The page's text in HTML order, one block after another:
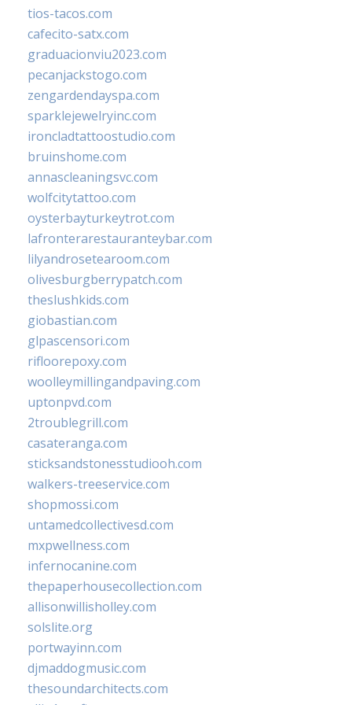
tios-tacos.com
cafecito-satx.com
graduacionviu2023.com
pecanjackstogo.com
zengardendayspa.com
sparklejewelryinc.com
ironcladtattoostudio.com
bruinshome.com
annascleaningsvc.com
wolfcitytattoo.com
oysterbayturkeytrot.com
lafronterarestauranteybar.com
lilyandrosetearoom.com
olivesburgberrypatch.com
theslushkids.com
giobastian.com
glpascensori.com
rifloorepoxy.com
woolleymillingandpaving.com
uptonpvd.com
2troublegrill.com
casateranga.com
sticksandstonesstudiooh.com
walkers-treeservice.com
shopmossi.com
untamedcollectivesd.com
mxpwellness.com
infernocanine.com
thepaperhousecollection.com
allisonwillisholley.com
solslite.org
portwayinn.com
djmaddogmusic.com
thesoundarchitects.com